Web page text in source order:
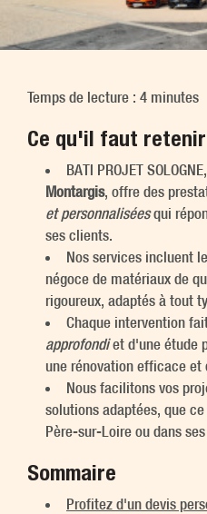
Temps de lecture : 4 minutes
Ce qu'il faut retenir
BATI PROJET
Montargis, offre des
et personnaliséesqui
ses clients.
Nos services incluent
négoce de matériaux de
rigoureux, adaptés à tout
Chaque intervention
approfondiet d'une étude
une rénovation efficace et
Nous facilitons vos
solutions adaptées, que
Père-sur-Loire ou dans
Sommaire
Profitez d'un devis